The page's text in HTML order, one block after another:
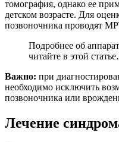
томография, однако ее
детском возрасте. Для
позвоночника проводят
Подробнее об
читайте в этой
Важно: при
необходимо исключить
позвоночника или
Лечение